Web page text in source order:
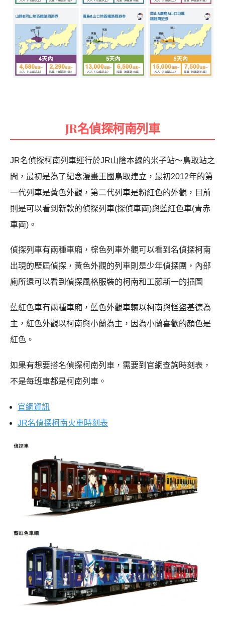
JR名偵探柯南列車
JR名偵探柯南列車運行於JR山陰本線的米子站～鳥取站之
間，最初是為了紀念漫畫王國鳥取建立，最初2012年的第
一代列車是黃色外觀，第二代列車是粉紅色的外觀，目前
則是可以看到新款的偵探列車(探偵車両)與藍紅色車(青赤
車両)。
偵探列車有兩種車廂，棕色列車外觀可以看到名偵探柯南
出現的歷屆偵探，黃色外觀的列車則是少年偵探團，內部
廁所還可以看到偵探風格服裝的柯南和工藤新一的插圖
藍紅色車有兩種車廂，藍色外觀車輛以柯南與怪盜基德為
主，紅色外觀以柯南與小蘭為主，因為小蘭喜歡的顏色是
紅色。
如果有想要搭名偵探柯南列車，需要到官網查詢時刻表，
不是每班車都是柯南列車。
官網資訊
JR名偵探柯南火車時刻表